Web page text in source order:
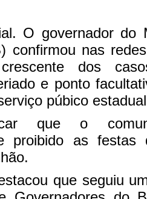
O governador do
confirmou nas
dos
e ponto
púbico
que o
proibido as festas
que seguiu